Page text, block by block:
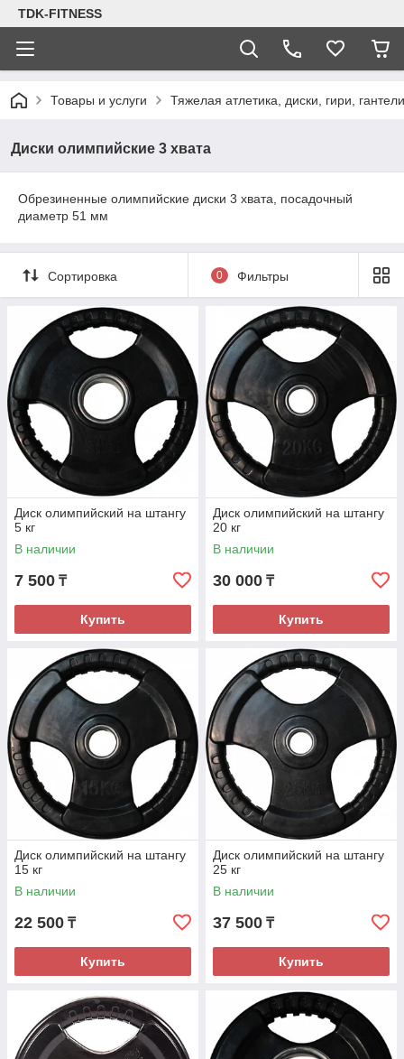
TDK-FITNESS
Товары и услуги Тяжелая атлетика, диски, гири, гантели
Диски олимпийские 3 хвата
Обрезиненные олимпийские диски 3 хвата, посадочный
диаметр 51 мм
Сортировка 0 Фильтры
Диск олимпийский на штангу
5 кг
В наличии
7 500 ₸
Купить
Диск олимпийский на штангу
20 кг
В наличии
30 000 ₸
Купить
Диск олимпийский на штангу
15 кг
В наличии
22 500 ₸
Купить
Диск олимпийский на штангу
25 кг
В наличии
37 500 ₸
Купить